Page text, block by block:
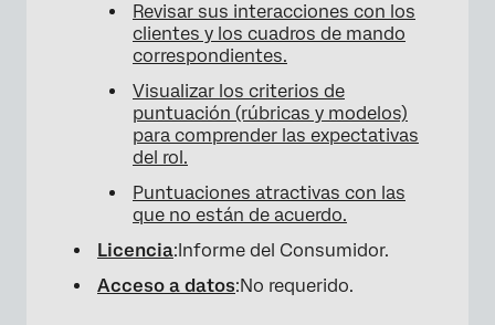
Revisar sus interacciones con los
clientes y los cuadros de mando
correspondientes.
Visualizar los criterios de
puntuación (rúbricas y modelos)
para comprender las expectativas
del rol.
Puntuaciones atractivas con las
que no están de acuerdo.
Licencia:Informe del Consumidor.
Acceso a datos:No requerido.